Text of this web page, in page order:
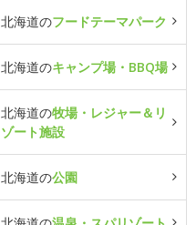
北海道のフードテーマパーク
北海道のキャンプ場・BBQ場
北海道の牧場・レジャー＆リ
ゾート施設
北海道の公園